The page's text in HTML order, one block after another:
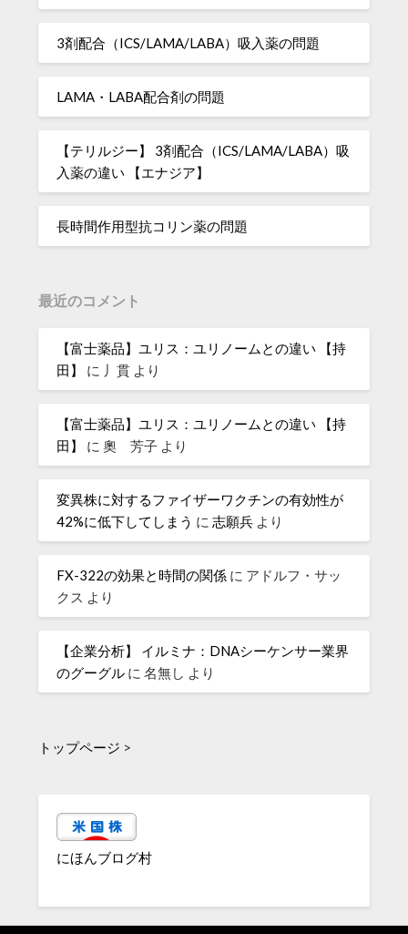
3剤配合（ICS/LAMA/LABA）吸入薬の問題
LAMA・LABA配合剤の問題
【テリルジー】 3剤配合（ICS/LAMA/LABA）吸
入薬の違い 【エナジア】
長時間作用型抗コリン薬の問題
最近のコメント
【富士薬品】ユリス：ユリノームとの違い 【持
田】
に 丿貫 より
【富士薬品】ユリス：ユリノームとの違い 【持
田】
に奧 芳子 より
変異株に対するファイザーワクチンの有効性が
42%に低下してしまう に志願兵 より
FX-322の効果と時間の関係 に アドルフ・サッ
クス より
【企業分析】 イルミナ：DNAシーケンサー業界
のグーグル に名無し より
トップページ >
にほんブログ村